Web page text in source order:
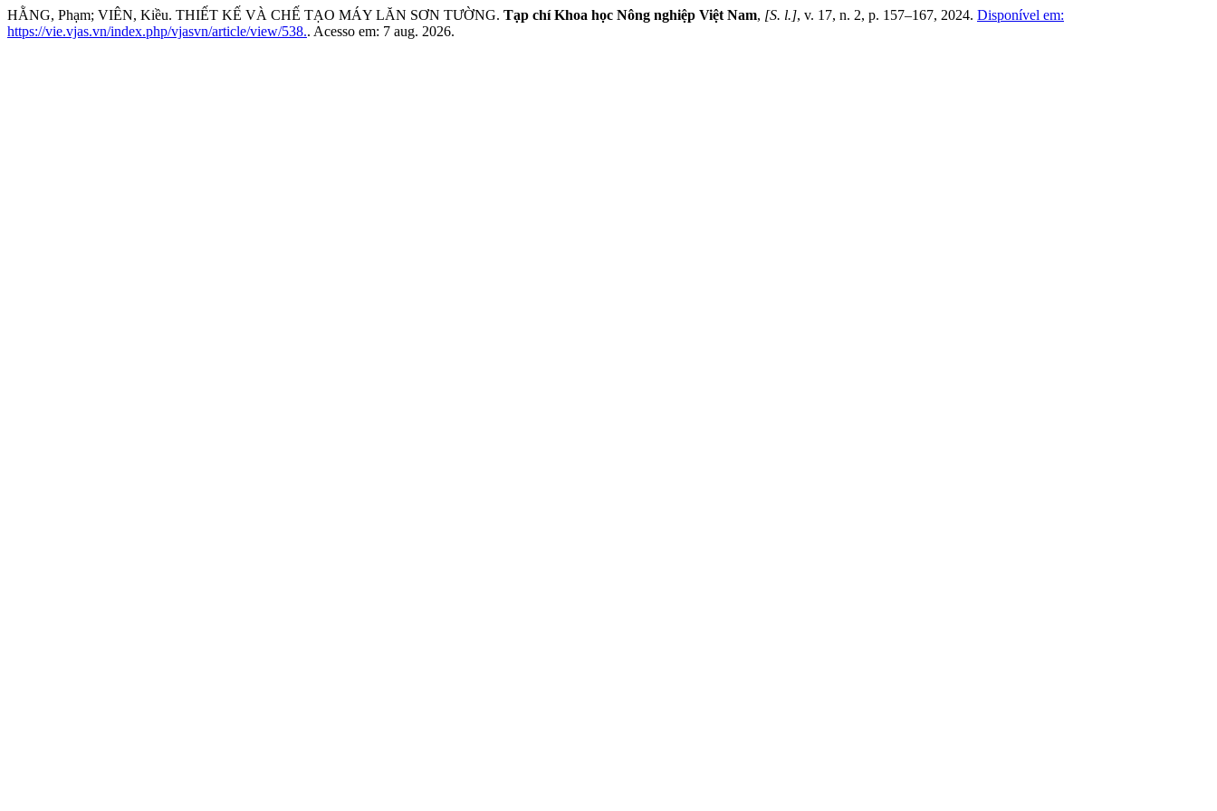
HẰNG, Phạm; VIÊN, Kiều. THIẾT KẾ VÀ CHẾ TẠO MÁY LĂN SƠN TƯỜNG. Tạp chí Khoa học Nông nghiệp Việt Nam, [S. l.], v. 17, n. 2, p. 157–167, 2024. Disponível em:
https://vie.vjas.vn/index.php/vjasvn/article/view/538.. Acesso em: 7 aug. 2026.